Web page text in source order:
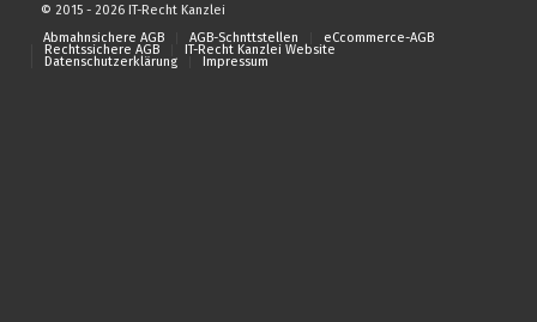
© 2015 - 2026 IT-Recht Kanzlei
Abmahnsichere AGB
AGB-Schnttstellen eCcommerce-AGB
Rechtssichere AGB IT-Recht Kanzlei Website
Datenschutzerklärung Impressum